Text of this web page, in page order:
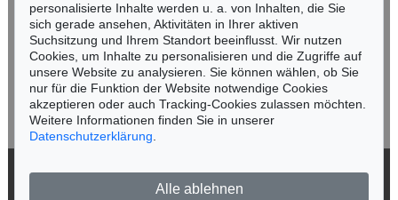
Jetzt zum Newsletter anmelden >
personalisierte Inhalte werden u. a. von Inhalten, die Sie
sich gerade ansehen, Aktivitäten in Ihrer aktiven
Suchsitzung und Ihrem Standort beeinflusst. Wir nutzen
Cookies, um Inhalte zu personalisieren und die Zugriffe auf
unsere Website zu analysieren. Sie können wählen, ob Sie
nur für die Funktion der Website notwendige Cookies
akzeptieren oder auch Tracking-Cookies zulassen möchten.
Weitere Informationen finden Sie in unserer
Datenschutzerklärung
Alle ablehnen